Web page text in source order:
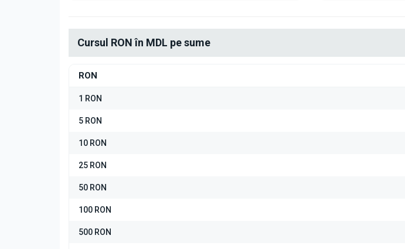
Cursul RON în MDL pe sume
RON
1 RON
5 RON
10 RON
25 RON
50 RON
100 RON
500 RON